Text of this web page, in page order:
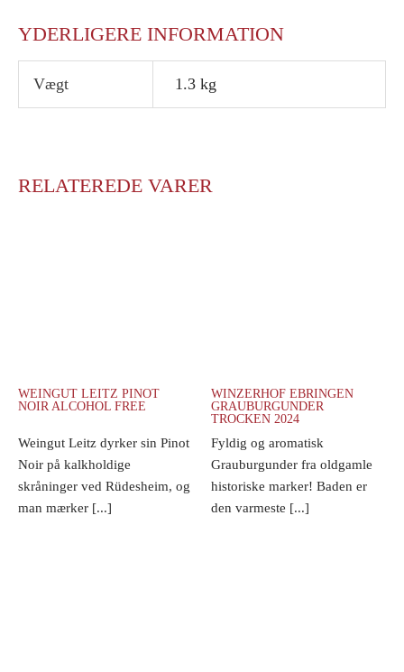
YDERLIGERE INFORMATION
Vægt 1.3 kg
RELATEREDE VARER
WEINGUT LEITZ PINOT
NOIR ALCOHOL FREE
Weingut Leitz dyrker sin Pinot
Noir på kalkholdige
skråninger ved Rüdesheim, og
man mærker [...]
WINZERHOF EBRINGEN
GRAUBURGUNDER
TROCKEN 2024
Fyldig og aromatisk
Grauburgunder fra oldgamle
historiske marker! Baden er
den varmeste [...]